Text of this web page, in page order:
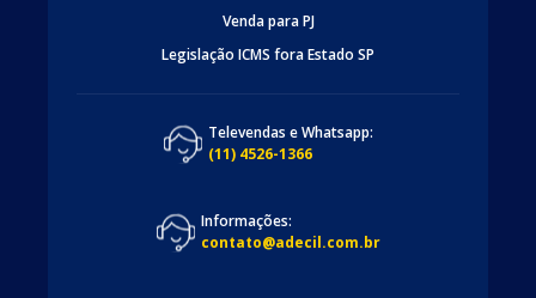
Venda para PJ
Legislação ICMS fora Estado SP
Televendas e Whatsapp:
(11) 4526-1366
Informações:
contato@adecil.com.br